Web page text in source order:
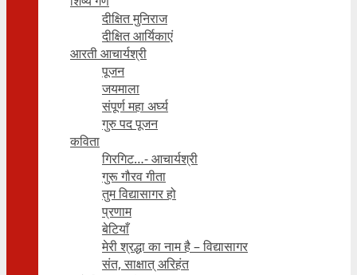
दीक्षित मुनिराज
दीक्षित आर्यिकाएं
आरती आचार्यश्री
पूजन
जयमाला
संपूर्ण महा अर्घ्य
गुरु पद पूजन
कविता
गिरगिट…- आचार्यश्री
गुरू गौरव गीता
तुम विद्यासागर हो
प्रणाम
बेटियाँ
मेरी श्रद्धा का नाम है – विद्यासागर
संत, साक्षात् अरिहंत